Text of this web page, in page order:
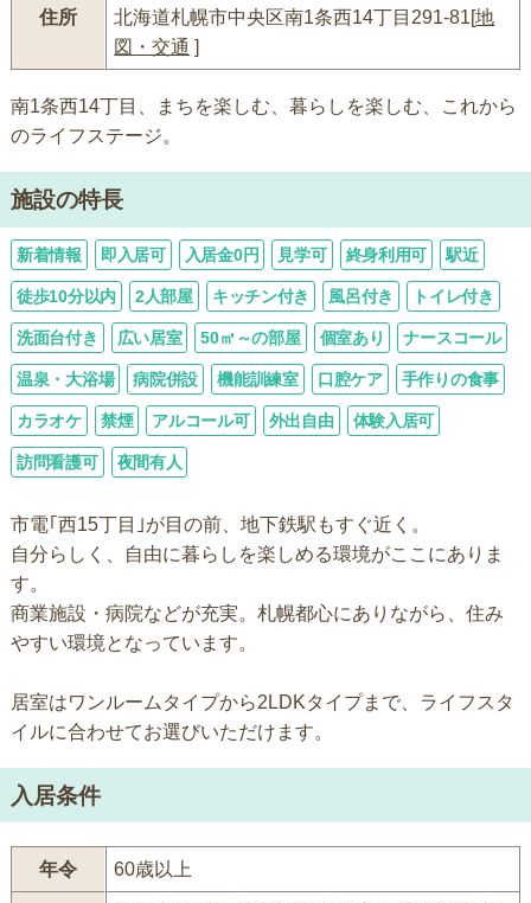
住所
北海道札幌市中央区南1条西14丁目291-81[地
図・交通 ]
南1条西14丁目、まちを楽しむ、暮らしを楽しむ、これから
のライフステージ。
施設の特長
新着情報 即入居可 入居金0円 見学可 終身利用可 駅近
徒歩10分以内 2人部屋 キッチン付き 風呂付き トイレ付き
洗面台付き 広い居室 50㎡～の部屋 個室あり ナースコール
温泉・大浴場 病院併設 機能訓練室 口腔ケア 手作りの食事
カラオケ 禁煙 アルコール可 外出自由 体験入居可
訪問看護可 夜間有人
市電｢西15丁目｣が目の前、地下鉄駅もすぐ近く。
自分らしく、自由に暮らしを楽しめる環境がここにありま
す。
商業施設・病院などが充実。札幌都心にありながら、住み
やすい環境となっています。
居室はワンルームタイプから2LDKタイプまで、ライフスタ
イルに合わせてお選びいただけます。
入居条件
年令 60歳以上